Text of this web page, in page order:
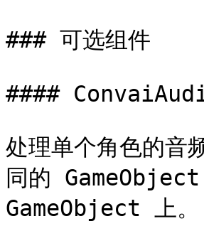
### 可选组件
####
处理单个角色的
同的
GameObject 上。